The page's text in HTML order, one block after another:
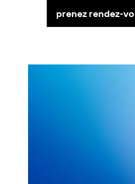
prenez rendez-